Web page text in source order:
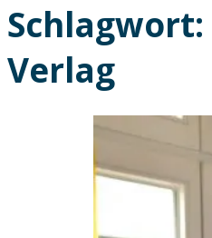
Schlagwort:
Verlag